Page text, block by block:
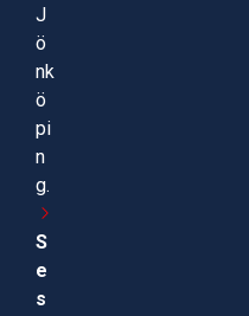
J
ö
nk
ö
pi
n
g.
S
e
s